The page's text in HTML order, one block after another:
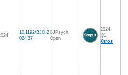
10.1192/BJO.2
024.37
BJPsych
Open
2024:
Q1,
Otros